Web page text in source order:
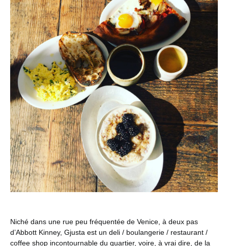
Niché dans une rue peu fréquentée de Venice, à deux pas
d’Abbott Kinney, Gjusta est un deli / boulangerie / restaurant /
coffee shop incontournable du quartier, voire, à vrai dire, de la